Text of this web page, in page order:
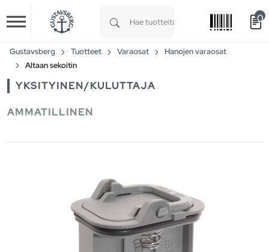
Skip to main content
0
Gustavsberg Tuotteet Varaosat
Hanojen varaosat
Altaan sekoitin
YKSITYINEN/KULUTTAJA
AMMATILLINEN